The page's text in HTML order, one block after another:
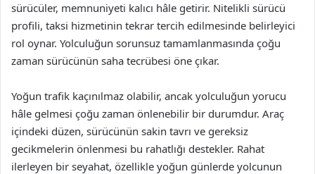
sürücüler, memnuniyeti kalıcı hâle getirir. Nitelikli sürücü
profili, taksi hizmetinin tekrar tercih edilmesinde belirleyici
rol oynar. Yolculuğun sorunsuz tamamlanmasında çoğu
zaman sürücünün saha tecrübesi öne çıkar.
Yoğun trafik kaçınılmaz olabilir, ancak yolculuğun yorucu
hâle gelmesi çoğu zaman önlenebilir bir durumdur. Araç
içindeki düzen, sürücünün sakin tavrı ve gereksiz
gecikmelerin önlenmesi bu rahatlığı destekler. Rahat
ilerleyen bir seyahat, özellikle yoğun günlerde yolcunun